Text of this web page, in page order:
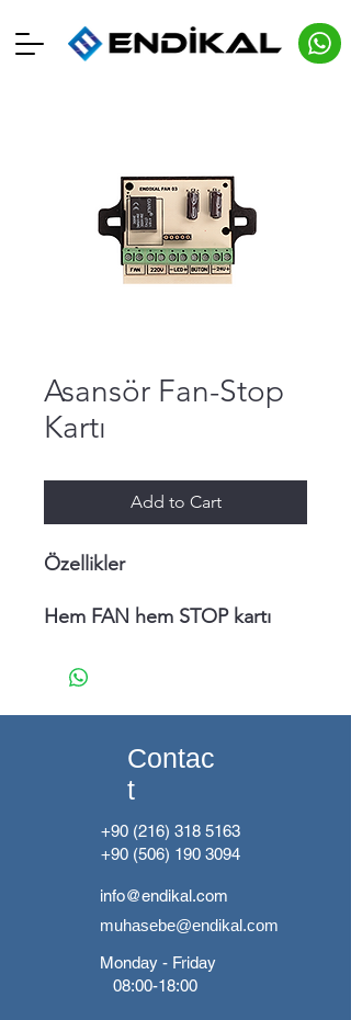
Asansör Fan-Stop
Kartı
Add to Cart
Özellikler
Hem FAN hem STOP kartı
24V DC Çalışma Gerilimi
5 Dakika içinde otomatik
Butona basıldığında Açma -
Buton Led Çıkışı
Koruyucu Plastik Muhafaza
Contac
t
+90 (216) 318 5163
+90 (506) 190 3094
info@endikal.com
muhasebe@endikal.com
Monday - Friday
08:00-18:00